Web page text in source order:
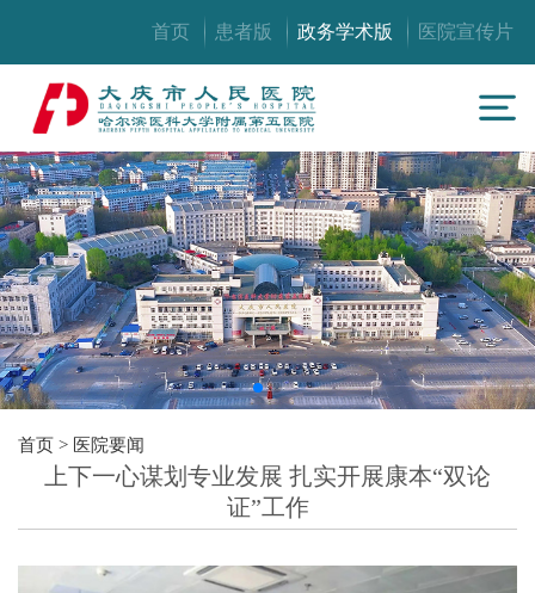
首页 患者版 政务学术版 医院宣传片
首页 > 医院要闻
上下一心谋划专业发展 扎实开展康本“双论
证”工作